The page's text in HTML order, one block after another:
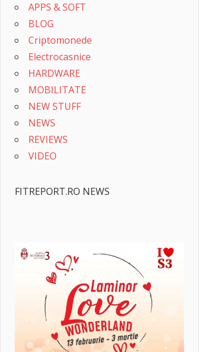
APPS & SOFT
BLOG
Criptomonede
Electrocasnice
HARDWARE
MOBILITATE
NEW STUFF
NEWS
REVIEWS
VIDEO
FITREPORT.RO NEWS